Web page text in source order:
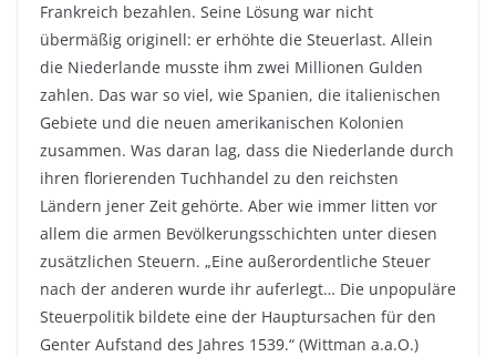
Frankreich bezahlen. Seine Lösung war nicht
übermäßig originell: er erhöhte die Steuerlast. Allein
die Niederlande musste ihm zwei Millionen Gulden
zahlen. Das war so viel, wie Spanien, die italienischen
Gebiete und die neuen amerikanischen Kolonien
zusammen. Was daran lag, dass die Niederlande durch
ihren florierenden Tuchhandel zu den reichsten
Ländern jener Zeit gehörte. Aber wie immer litten vor
allem die armen Bevölkerungsschichten unter diesen
zusätzlichen Steuern. „Eine außerordentliche Steuer
nach der anderen wurde ihr auferlegt… Die unpopuläre
Steuerpolitik bildete eine der Hauptursachen für den
Genter Aufstand des Jahres 1539.“ (Wittman a.a.O.)